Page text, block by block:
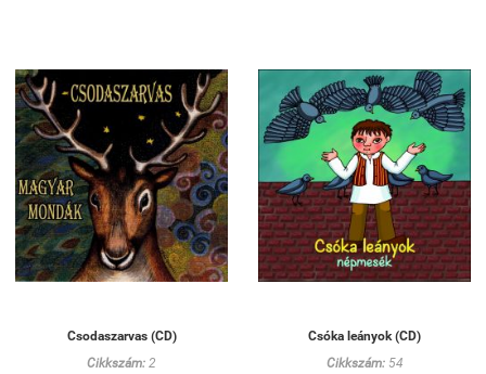
Csodaszarvas (CD)
Cikkszám: 2
Csóka leányok (CD)
Cikkszám:54